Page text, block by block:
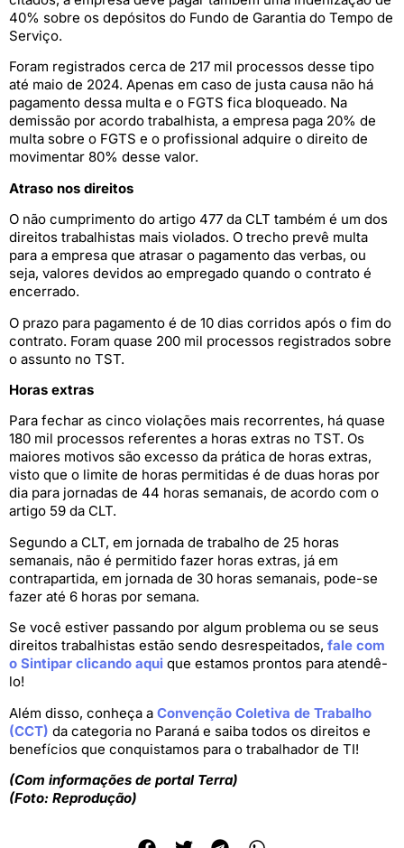
40% sobre os depósitos do Fundo de Garantia do Tempo de
Serviço.
Foram registrados cerca de 217 mil processos desse tipo
até maio de 2024. Apenas em caso de justa causa não há
pagamento dessa multa e o FGTS fica bloqueado. Na
demissão por acordo trabalhista, a empresa paga 20% de
multa sobre o FGTS e o profissional adquire o direito de
movimentar 80% desse valor.
Atraso nos direitos
O não cumprimento do artigo 477 da CLT também é um dos
direitos trabalhistas mais violados. O trecho prevê multa
para a empresa que atrasar o pagamento das verbas, ou
seja, valores devidos ao empregado quando o contrato é
encerrado.
O prazo para pagamento é de 10 dias corridos após o fim do
contrato. Foram quase 200 mil processos registrados sobre
o assunto no TST.
Horas extras
Para fechar as cinco violações mais recorrentes, há quase
180 mil processos referentes a horas extras no TST. Os
maiores motivos são excesso da prática de horas extras,
visto que o limite de horas permitidas é de duas horas por
dia para jornadas de 44 horas semanais, de acordo com o
artigo 59 da CLT.
Segundo a CLT, em jornada de trabalho de 25 horas
semanais, não é permitido fazer horas extras, já em
contrapartida, em jornada de 30 horas semanais, pode-se
fazer até 6 horas por semana.
Se você estiver passando por algum problema ou se seus
direitos trabalhistas estão sendo desrespeitados, fale com
o Sintipar clicando aqui que estamos prontos para atendê-
lo!
Além disso, conheça a Convenção Coletiva de Trabalho
(CCT) da categoria no Paraná e saiba todos os direitos e
benefícios que conquistamos para o trabalhador de TI!
(Com informações de portal Terra)
(Foto: Reprodução)